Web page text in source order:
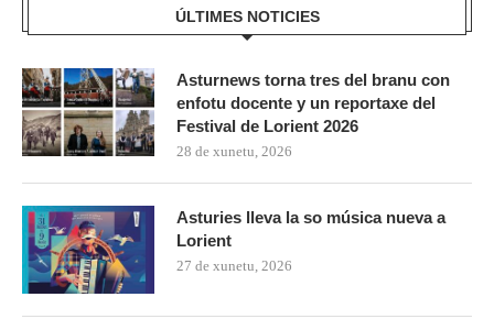
ÚLTIMES NOTICIES
Asturnews torna tres del branu con
enfotu docente y un reportaxe del
Festival de Lorient 2026
28 de xunetu, 2026
Asturies lleva la so música nueva a
Lorient
27 de xunetu, 2026